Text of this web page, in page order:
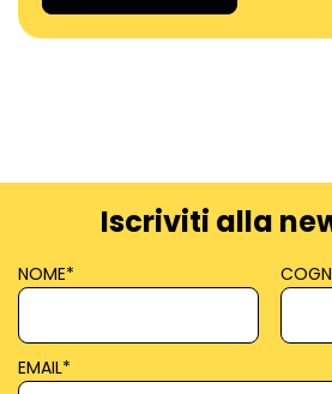
Iscriviti alla
NOME*
EMAIL*